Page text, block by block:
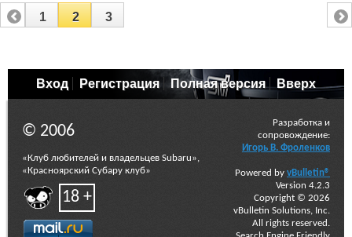
1 2 3
Вход Регистрация Полная версия Вверх
© 2006
«Клуб любителей и владельцев Subaru»,
«Красноярский Субару клуб»
18 +
Разработка и
сопровождение:
Игорь В. Фроленков
Powered by vBulletin®
Version 4.2.3
Copyright © 2026
vBulletin Solutions, Inc.
All rights reserved.